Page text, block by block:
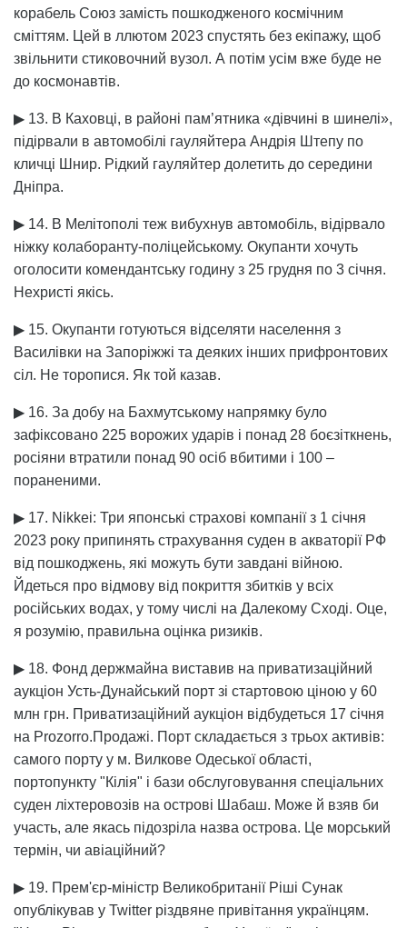
корабель Союз замість пошкодженого космічним
сміттям. Цей в ллютом 2023 спустять без екіпажу, щоб
звільнити стиковочний вузол. А потім усім вже буде не
до космонавтів.
▶ 13. В Каховці, в районі пам’ятника «дівчині в шинелі»,
підірвали в автомобілі гауляйтера Андрія Штепу по
кличці Шнир. Рідкий гауляйтер долетить до середини
Дніпра.
▶ 14. В Мелітополі теж вибухнув автомобіль, відірвало
ніжку колаборанту-поліцейському. Окупанти хочуть
оголосити комендантську годину з 25 грудня по 3 січня.
Нехристі якісь.
▶ 15. Окупанти готуються відселяти населення з
Василівки на Запоріжжі та деяких інших прифронтових
сіл. Не торопися. Як той казав.
▶ 16. За добу на Бахмутському напрямку було
зафіксовано 225 ворожих ударів і понад 28 боєзіткнень,
росіяни втратили понад 90 осіб вбитими і 100 –
пораненими.
▶ 17. Nikkei: Три японські страхові компанії з 1 січня
2023 року припинять страхування суден в акваторії РФ
від пошкоджень, які можуть бути завдані війною.
Йдеться про відмову від покриття збитків у всіх
російських водах, у тому числі на Далекому Сході. Оце,
я розумію, правильна оцінка ризиків.
▶ 18. Фонд держмайна виставив на приватизаційний
аукціон Усть-Дунайський порт зі стартовою ціною у 60
млн грн. Приватизаційний аукціон відбудеться 17 січня
на Prozorro.Продажі. Порт складається з трьох активів:
самого порту у м. Вилкове Одеської області,
портопункту "Кілія" і бази обслуговування спеціальних
суден ліхтеровозів на острові Шабаш. Може й взяв би
участь, але якась підозріла назва острова. Це морський
термін, чи авіаційний?
▶ 19. Прем'єр-міністр Великобританії Ріші Сунак
опублікував у Twitter різдвяне привітання українцям.